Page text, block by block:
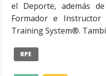
el Deporte, además
Formador e
Training System®.
BPE